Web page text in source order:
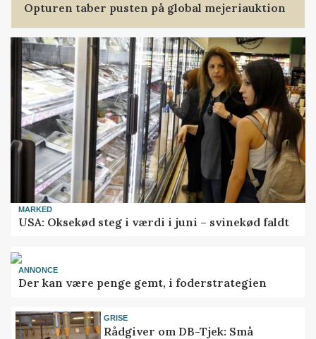
Opturen taber pusten på global mejeriauktion
MARKED
USA: Oksekød steg i værdi i juni – svinekød faldt
ANNONCE
Der kan være penge gemt, i foderstrategien
GRISE
Rådgiver om DB-Tjek: Små